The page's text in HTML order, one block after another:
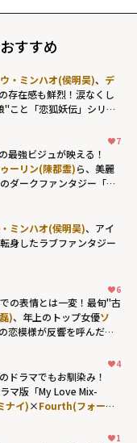
すすめ
・ミンハオ(侯明昊)、 デ
の存在感も鮮烈！涙なくし
こと「恋狐妖伝」シリー
7
の最強ビジュが映える！
ーリン(陳都霊)ら、美麗
ダークファンタジー「大
ミンハオ(侯明昊)、アイ
身したラブファンタジー
6
の表情とは一変！最旬"古
)、年上のトップ女優ソ
恋模様が反響を呼んだ
4
ドラマでもお馴染み！
マ版「My Love Mix-
ナイ)×Fourth(フォース)
1